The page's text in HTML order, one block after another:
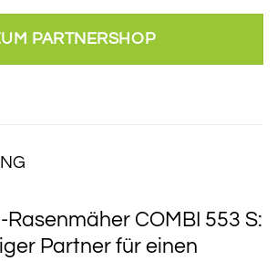
PARTNERSHOP
COMBI 553 S:
Partner für einen